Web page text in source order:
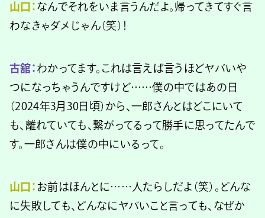
山口： なんでそれをいま言うんだよ。帰ってきてすぐ言
わなきゃダメじゃん（笑）！
古舘： わかってます。これは言えば言うほどヤバいや
つになっちゃうんですけど……僕の中ではあの日
（2024年3月30日頃）から、一郎さんとはどこにいて
も、離れていても、繋がってるって勝手に思ってたんで
す。一郎さんは僕の中にいるって。
山口： お前はほんとに……人たらしだよ（笑）。どんな
に失敗しても、どんなにヤバいこと言っても、なぜか